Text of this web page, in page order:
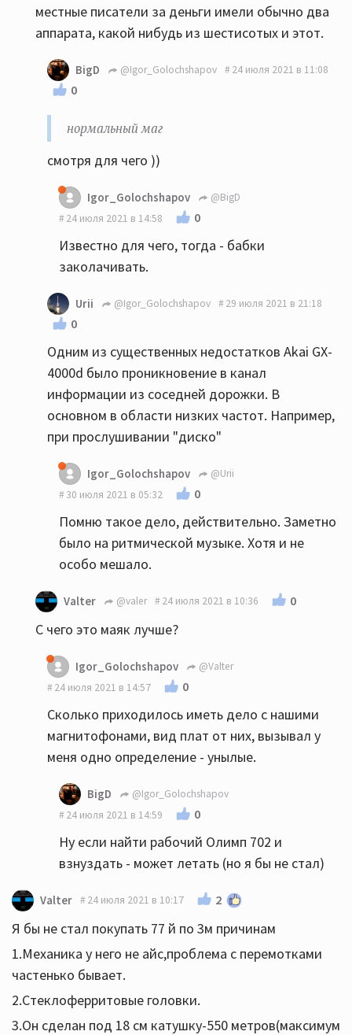
местные писатели за деньги имели обычно два
аппарата, какой нибудь из шестисотых и этот.
BigD @Igor_Golochshapov 24 июля 2021 в 11:08
0
нормальный маг
смотря для чего ))
Igor_Golochshapov
@BigD
24 июля 2021 в 14:58
0
Известно для чего, тогда - бабки
заколачивать.
Urii @Igor_Golochshapov 29 июля 2021 в 21:18
0
Одним из существенных недостатков Akai GX-
4000d было проникновение в канал
информации из соседней дорожки. В
основном в области низких частот. Например,
при прослушивании "диско"
Igor_Golochshapov
@Urii
30 июля 2021 в 05:32
0
Помню такое дело, действительно. Заметно
было на ритмической музыке. Хотя и не
особо мешало.
Valter @valer 24 июля 2021 в 10:36 0
С чего это маяк лучше?
Igor_Golochshapov
@Valter
24 июля 2021 в 14:57
0
Сколько приходилось иметь дело с нашими
магнитофонами, вид плат от них, вызывал у
меня одно определение - унылые.
BigD
@Igor_Golochshapov
24 июля 2021 в 14:59
0
Ну если найти рабочий Олимп 702 и
взнуздать - может летать (но я бы не стал)
Valter 24 июля 2021 в 10:17 2
Я бы не стал покупать 77 й по 3м причинам
1.Механика у него не айс,проблема с перемотками
частенько бывает.
2.Стеклоферритовые головки.
3.Он сделан под 18 см катушку-550 метров(максимум